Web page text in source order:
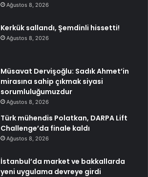
Ağustos 8, 2026
Kerkük sallandı, Şemdinli hissetti!
Ağustos 8, 2026
Müsavat Dervişoğlu: Sadık Ahmet’in
mirasına sahip çıkmak siyasi
sorumluluğumuzdur
Ağustos 8, 2026
Türk mühendis Polatkan, DARPA Lift
Challenge’da finale kaldı
Ağustos 8, 2026
İstanbul’da market ve bakkallarda
yeni uygulama devreye girdi